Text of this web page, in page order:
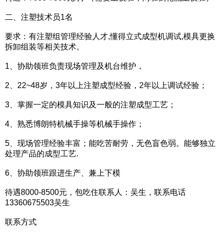
二、注塑技术员1名
要求：有注塑组管理经验人才,懂得立式成型机调试,模具更换
拆卸组装等相关技术。
1、协助领班负责现场管理及机台维护，
2、22~48岁，3年以上注塑成型经验，2年以上调试经验；
3、掌握一定的模具知识及一般的注塑成型工艺；
4、熟悉博朗特机械手操等机械手操作；
5、现场管理经验丰富；能吃苦耐劳，无色盲色弱。能够独立
处理产品的成型工艺.
6、协助领班跟进生产、兼上下模
待遇8000-8500元，包吃住联系人：吴生，联系电话
13360675503吴生
联系方式